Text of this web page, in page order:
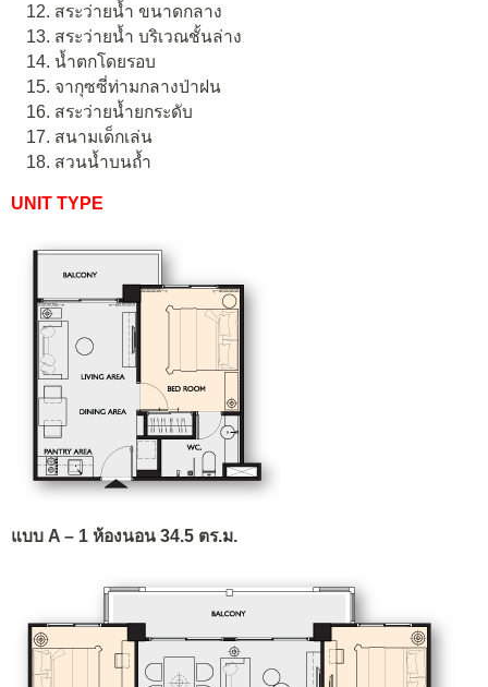
สระว่ายน้ำ ขนาดกลาง
สระว่ายน้ำ บริเวณชั้นล่าง
น้ำตกโดยรอบ
จากุซซี่ท่ามกลางป่าฝน
สระว่ายน้ำยกระดับ
สนามเด็กเล่น
สวนน้ำบนถ้ำ
UNIT TYPE
แบบ A – 1 ห้องนอน 34.5 ตร.ม.